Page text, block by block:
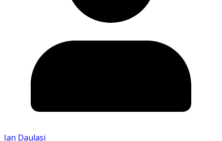
Ian Daulasi